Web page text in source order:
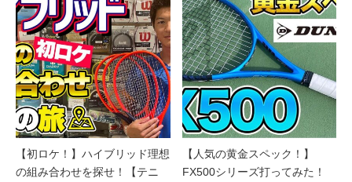
【初ロケ！】ハイブリッド理想
の組み合わせを探せ！【テニ
【人気の黄金スペック！】
FX500シリーズ打ってみた！